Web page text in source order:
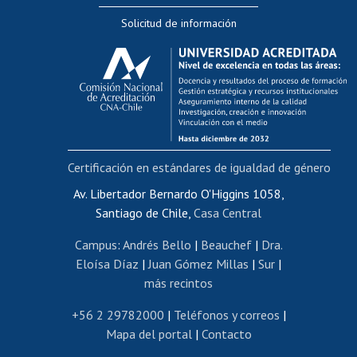
Evaluación docente
Calificación académica
Postulación al AUCAI
Funcionarias/os
Cursos internos de capacitación
Bienestar del personal
Portal de movilidad interna
Certificado de renta
Certificado de renta honorarios
Editar páginas blancas
Extranjeras/os
Revalidación y reconocimiento de títulos
Postulación al Programa de Movilidad Estudiantil
Solicitud de información
Av. Libertador Bernardo O'Higgins 1058,
Santiago de Chile, Casa Central
Campus: Andrés Bello | Beauchef| Dra.
Eloísa Díaz | Juan Gómez Millas | Sur |
más recintos
+56 2 29782000 | Teléfonos y correos |
Mapa del portal| Contacto
Certificación en estándares de igualdad de género